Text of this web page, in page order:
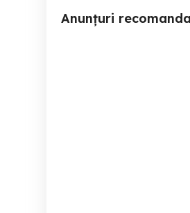
Anunțuri